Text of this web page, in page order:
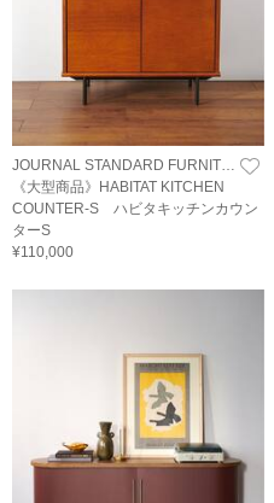
JOURNAL STANDARD FURNITURE
《大型商品》HABITAT KITCHEN
COUNTER-S ハビタキッチンカウン
ターS
¥110,000